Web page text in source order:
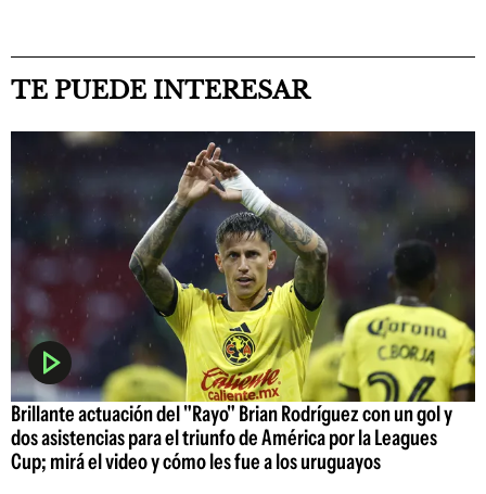
TE PUEDE INTERESAR
Brillante actuación del "Rayo" Brian Rodríguez con un gol y
dos asistencias para el triunfo de América por la Leagues
Cup; mirá el video y cómo les fue a los uruguayos